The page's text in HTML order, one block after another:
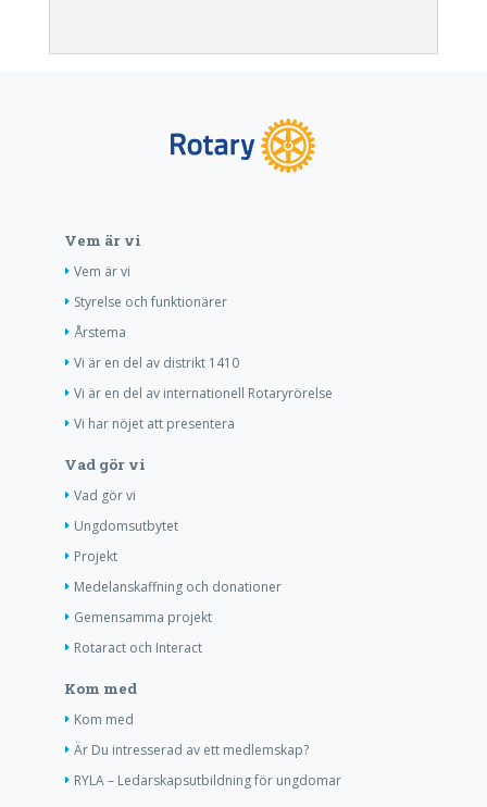
Vem är vi
Vem är vi
Styrelse och funktionärer
Årstema
Vi är en del av distrikt 1410
Vi är en del av internationell Rotaryrörelse
Vi har nöjet att presentera
Vad gör vi
Vad gör vi
Ungdomsutbytet
Projekt
Medelanskaffning och donationer
Gemensamma projekt
Rotaract och Interact
Kom med
Kom med
Är Du intresserad av ett medlemskap?
RYLA – Ledarskapsutbildning för ungdomar